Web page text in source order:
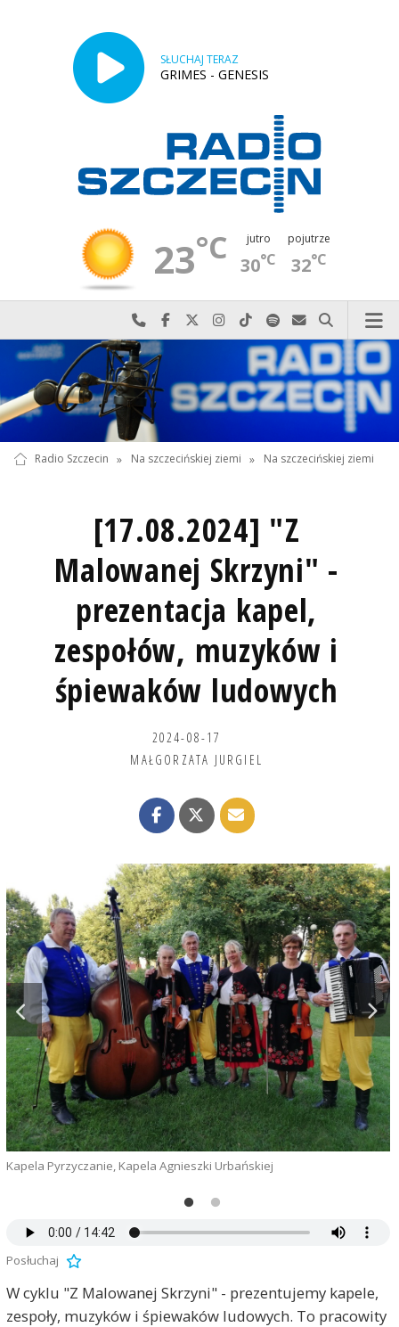
SŁUCHAJ TERAZ
GRIMES - GENESIS
23°C jutro
30°C
pojutrze
32°C
Najlepiej po prostu do nas zadzwoń
Odwiedź nas na Facebook-u
Odwiedź nas na X
Odwiedź nas na Instagram-ie
Odwiedź nas na TikTok-u
Szukaj nas na Spotify
Wyślij do nas
Szukaj
Radio Szczecin » Na szczecińskiej ziemi » Na szczecińskiej ziemi
[17.08.2024] "Z
Malowanej Skrzyni" -
prezentacja kapel,
zespołów, muzyków i
śpiewaków ludowych
2024-08-17
MAŁGORZATA JURGIEL
Kapela Pyrzyczanie, Kapela Agnieszki Urbańskiej
Posłuchaj
W cyklu "Z Malowanej Skrzyni" - prezentujemy kapele,
zespoły, muzyków i śpiewaków ludowych. To pracowity